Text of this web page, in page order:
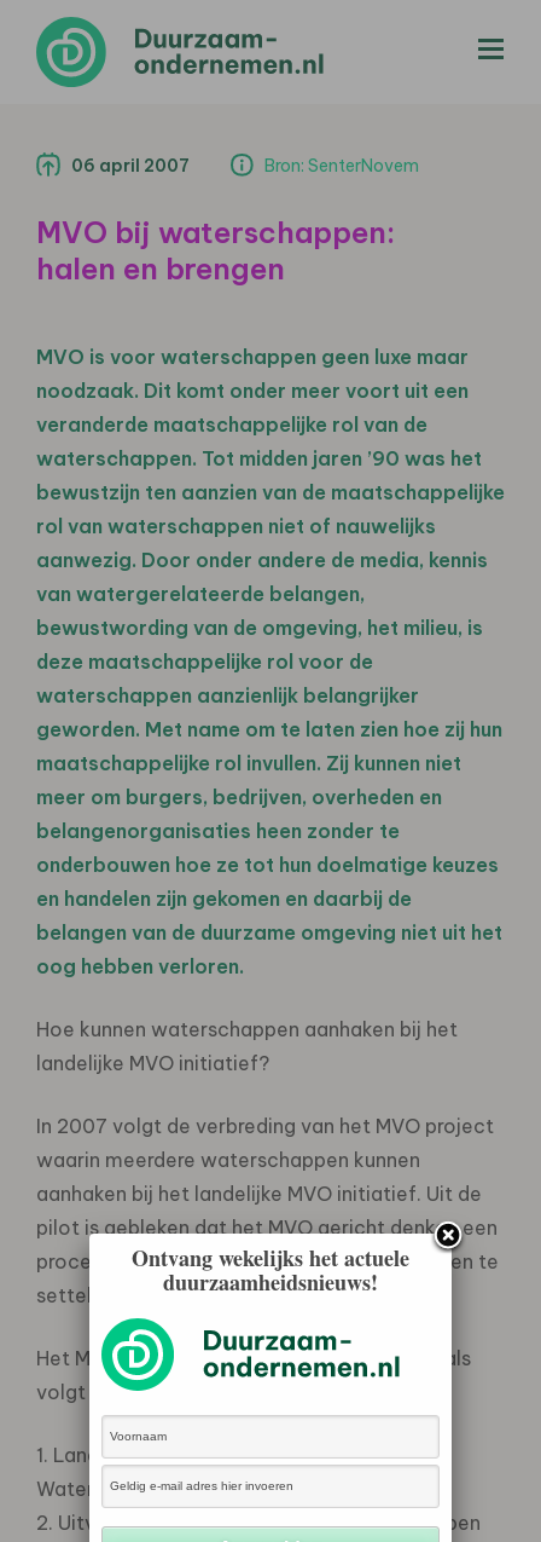
06 april 2007 Bron: SenterNovem
MVO bij waterschappen:
halen en brengen
MVO is voor waterschappen geen luxe maar
noodzaak. Dit komt onder meer voort uit een
veranderde maatschappelijke rol van de
waterschappen. Tot midden jaren ’90 was het
bewustzijn ten aanzien van de maatschappelijke
rol van waterschappen niet of nauwelijks
aanwezig. Door onder andere de media, kennis
van watergerelateerde belangen,
bewustwording van de omgeving, het milieu, is
deze maatschappelijke rol voor de
waterschappen aanzienlijk belangrijker
geworden. Met name om te laten zien hoe zij hun
maatschappelijke rol invullen. Zij kunnen niet
meer om burgers, bedrijven, overheden en
belangenorganisaties heen zonder te
onderbouwen hoe ze tot hun doelmatige keuzes
en handelen zijn gekomen en daarbij de
belangen van de duurzame omgeving niet uit het
oog hebben verloren.
Hoe kunnen waterschappen aanhaken bij het
landelijke MVO initiatief?
In 2007 volgt de verbreding van het MVO project
waarin meerdere waterschappen kunnen
aanhaken bij het landelijke MVO initiatief. Uit de
pilot is gebleken dat het MVO gericht denken een
proces is dat tijd nodig heeft om te groeien en te
settelen binnen de organisatie.
Het MVO verbredingstraject in 2007 ziet er als
volgt uit:
1. Landelijke startbijeenkomst MVO
Waterschappen (22 maart 2007)
2. Uitvoering MVO scan nieuwe waterschappen
Ontvang wekelijks het actuele
duurzaamheidsnieuws!